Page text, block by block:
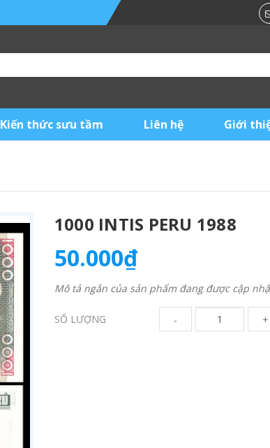
Kiến thức sưu tầm Liên hệ Giới
1000 INTIS PERU 1988
50.000₫
Mô tả ngắn của sản phẩm đang được cập
SỐ LƯỢNG - +